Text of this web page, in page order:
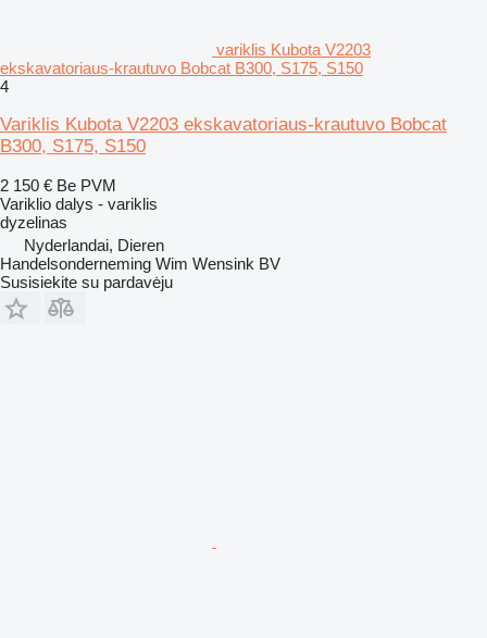
variklis Kubota V2203
ekskavatoriaus-krautuvo Bobcat B300, S175, S150
4
Variklis Kubota V2203 ekskavatoriaus-krautuvo Bobcat
B300, S175, S150
2 150 € Be PVM
Variklio dalys - variklis
dyzelinas
Nyderlandai, Dieren
Handelsonderneming Wim Wensink BV
Susisiekite su pardavėju